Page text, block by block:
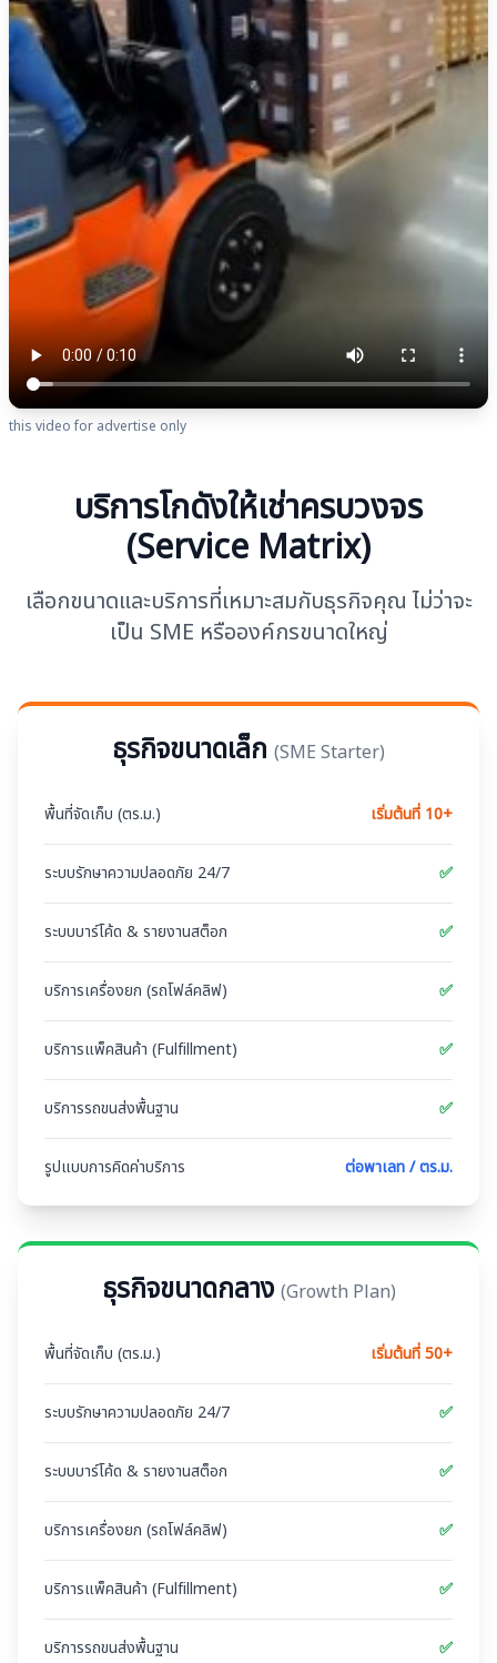
this video for advertise only
บริการโกดังให้เช่าครบวงจร
(Service Matrix)
เลือกขนาดและบริการที่เหมาะสมกับธุรกิจคุณ ไม่ว่าจะ
เป็น SME หรือองค์กรขนาดใหญ่
ธุรกิจขนาดเล็ก (SME Starter)
พื้นที่จัดเก็บ (ตร.ม.) เริ่มต้นที่ 10+
ระบบรักษาความปลอดภัย 24/7 ✅
ระบบบาร์โค้ด & รายงานสต็อก ✅
บริการเครื่องยก (รถโฟล์คลิฟ) ✅
บริการแพ็คสินค้า (Fulfillment) ✅
บริการรถขนส่งพื้นฐาน ✅
รูปแบบการคิดค่าบริการ ต่อพาเลท / ตร.ม.
ธุรกิจขนาดกลาง (Growth Plan)
พื้นที่จัดเก็บ (ตร.ม.) เริ่มต้นที่ 50+
ระบบรักษาความปลอดภัย 24/7 ✅
ระบบบาร์โค้ด & รายงานสต็อก ✅
บริการเครื่องยก (รถโฟล์คลิฟ) ✅
บริการแพ็คสินค้า (Fulfillment) ✅
บริการรถขนส่งพื้นฐาน ✅